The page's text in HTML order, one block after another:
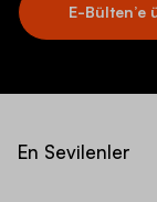
E-Bülten’e
En Sevilenler